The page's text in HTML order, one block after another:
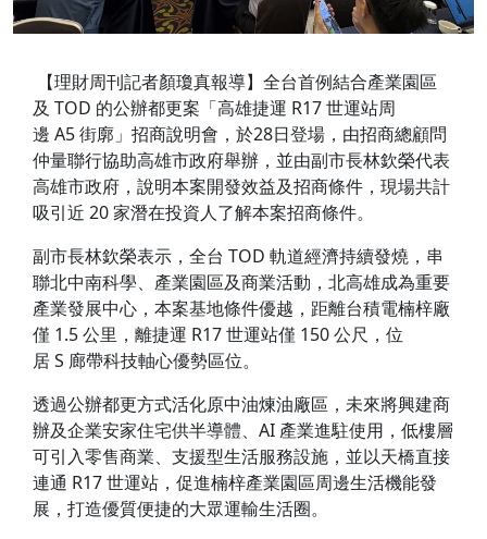
【理財周刊記者顏瓊真報導】全台首例結合產業園區
及 TOD 的公辦都更案「高雄捷運 R17 世運站周
邊 A5 街廓」招商說明會，於28日登場，由招商總顧問
仲量聯行協助高雄市政府舉辦，並由副市長林欽榮代表
高雄市政府，說明本案開發效益及招商條件，現場共計
吸引近 20 家潛在投資人了解本案招商條件。
副市長林欽榮表示，全台 TOD 軌道經濟持續發燒，串
聯北中南科學、產業園區及商業活動，北高雄成為重要
產業發展中心，本案基地條件優越，距離台積電楠梓廠
僅 1.5 公里，離捷運 R17 世運站僅 150 公尺，位
居 S 廊帶科技軸心優勢區位。
透過公辦都更方式活化原中油煉油廠區，未來將興建商
辦及企業安家住宅供半導體、AI 產業進駐使用，低樓層
可引入零售商業、支援型生活服務設施，並以天橋直接
連通 R17 世運站，促進楠梓產業園區周邊生活機能發
展，打造優質便捷的大眾運輸生活圈。